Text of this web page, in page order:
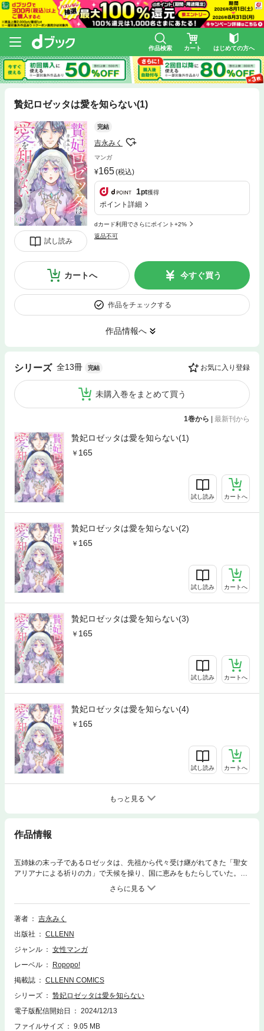
作品検索 カート はじめての方へ
贄妃ロゼッタは愛を知らない(1)
試し読み
完結
吉永みく
マンガ
165(税込)
1pt獲得
ポイント詳細
dカード利用でさらにポイント+2%
返品不可
カートへ 今すぐ買う
作品をチェックする
作品情報へ
シリーズ 全13冊 完結 お気に入り登録
未購入巻をまとめて買う
1巻から | 最新刊から
贄妃ロゼッタは愛を知らない(1)
165
試し読み カートへ
贄妃ロゼッタは愛を知らない(2)
165
試し読み カートへ
贄妃ロゼッタは愛を知らない(3)
165
試し読み カートへ
贄妃ロゼッタは愛を知らない(4)
165
試し読み カートへ
もっと見る
作品情報
五姉妹の末っ子であるロゼッタは、先祖から代々受け継がれてきた「聖女
アリアナによる祈りの力」で天候を操り、国に恵みをもたらしていた。城
内で姉たちから無視され続けても、国王である父の期待に応えるため、聖
女として日々祈りだけを捧げ続けるロゼッタ。持ち前の前向きな性格と、
愛を誓い合ったイアンと婚約目前だったので、自由がなくとも幸せを感じ
ていた。ある日、城で見かけたイアンに声をかけようとするロゼッタだっ
音を立てて取り乱してしまったその時、謎の青年・ノアに窮地を救わ
れ…。
著者
吉永みく
出版社
CLLENN
ジャンル
女性マンガ
レーベル
Ropopo!
掲載誌
CLLENN COMICS
シリーズ
贄妃ロゼッタは愛を知らない
電子版配信開始日
2024/12/13
ファイルサイズ
9.05 MB